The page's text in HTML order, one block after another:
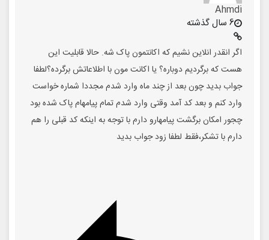
Ahmdi
6 سال گذشته
اگر انقدر انلاین نشیم که اکانتمون پاک شه. حالا قابلیت این
هست که برگردیم دوباره؟ یا اکانت مون با اطلاعاتش برگرده؟لطفا
جواب بدید چون بعد از چند ماه وارد شدم مجددا شماره خواست
وارد کنم و بعد کد آمد وقتی وارد شدم تمام پیامهام پاک شده بود
چجور امکان برگشت پیامهارو دارم با توجه به اینکه کد قبلی را هم
دارم با تشکر،فقط لطفا زود جواب بدید